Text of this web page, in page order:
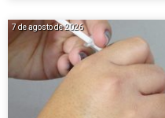
7 de agosto de 2026